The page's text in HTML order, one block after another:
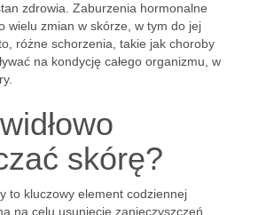
zdrowia. Zaburzenia hormonalne
wielu zmian w skórze, w tym do jej
różne schorzenia, takie jak choroby
na kondycję całego organizmu, w
skórę?
to kluczowy element codziennej
na celu usunięcie zanieczyszczeń,